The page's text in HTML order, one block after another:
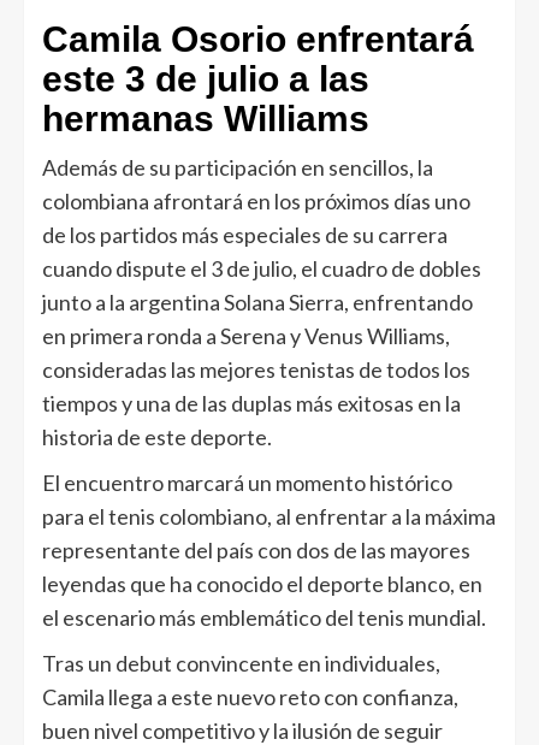
Camila Osorio enfrentará
este 3 de julio a las
hermanas Williams
Además de su participación en sencillos, la
colombiana afrontará en los próximos días uno
de los partidos más especiales de su carrera
cuando dispute el 3 de julio, el cuadro de dobles
junto a la argentina Solana Sierra, enfrentando
en primera ronda a Serena y Venus Williams,
consideradas las mejores tenistas de todos los
tiempos y una de las duplas más exitosas en la
historia de este deporte.
El encuentro marcará un momento histórico
para el tenis colombiano, al enfrentar a la máxima
representante del país con dos de las mayores
leyendas que ha conocido el deporte blanco, en
el escenario más emblemático del tenis mundial.
Tras un debut convincente en individuales,
Camila llega a este nuevo reto con confianza,
buen nivel competitivo y la ilusión de seguir